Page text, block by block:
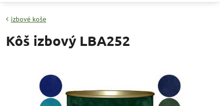
izbové koše
Kôš izbový LBA252